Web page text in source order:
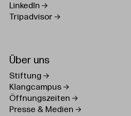
LinkedIn
Tripadvisor
Über uns
Stiftung
Klangcampus
Öffnungszeiten
Presse & Medien